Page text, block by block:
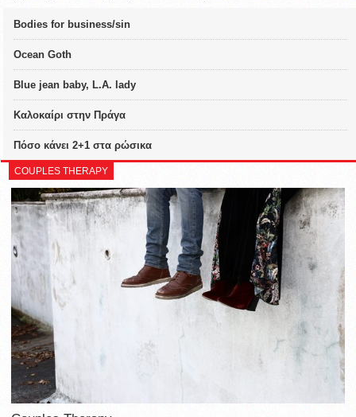
Bodies for business/sin
Ocean Goth
Blue jean baby, L.A. lady
Καλοκαίρι στην Πράγα
Πόσο κάνει 2+1 στα ρώσικα
COUPLES THERAPY